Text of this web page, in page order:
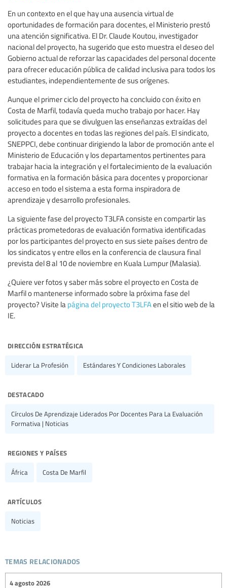
En un contexto en el que hay una ausencia virtual de
oportunidades de formación para docentes, el Ministerio prestó
una atención significativa. El Dr. Claude Koutou, investigador
nacional del proyecto, ha sugerido que esto muestra el deseo del
Gobierno actual de reforzar las capacidades del personal docente
para ofrecer educación pública de calidad inclusiva para todos los
estudiantes, independientemente de sus orígenes.
Aunque el primer ciclo del proyecto ha concluido con éxito en
Costa de Marfil, todavía queda mucho trabajo por hacer. Hay
solicitudes para que se divulguen las enseñanzas extraídas del
proyecto a docentes en todas las regiones del país. El sindicato,
SNEPPCI, debe continuar dirigiendo la labor de promoción ante el
Ministerio de Educación y los departamentos pertinentes para
trabajar hacia la integración y el fortalecimiento de la evaluación
formativa en la formación básica para docentes y proporcionar
acceso en todo el sistema a esta forma inspiradora de
aprendizaje y desarrollo profesionales.
La siguiente fase del proyecto T3LFA consiste en compartir las
prácticas prometedoras de evaluación formativa identificadas
por los participantes del proyecto en sus siete países dentro de
los sindicatos y entre ellos en la conferencia de clausura final
prevista del 8 al 10 de noviembre en Kuala Lumpur (Malasia).
¿Quiere ver fotos y saber más sobre el proyecto en Costa de
Marfil o mantenerse informado sobre la próxima fase del
proyecto? Visite la página del proyecto T3LFAen el sitio web de la
IE.
dirección estratégica
Liderar La Profesión Estándares Y Condiciones Laborales
destacado
Círculos De Aprendizaje Liderados Por Docentes Para La Evaluación
Formativa | Noticias
regiones y países
África Costa De Marfil
artículos
Noticias
temas relacionados
4 agosto 2026